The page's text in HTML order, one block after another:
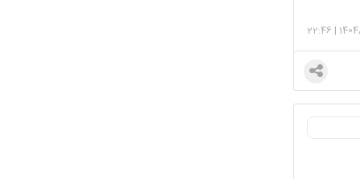
|
22:46